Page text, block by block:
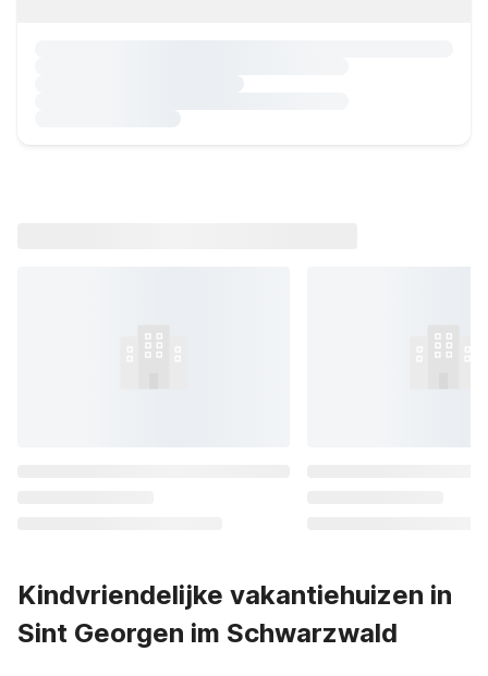
Kindvriendelijke vakantiehuizen in
Sint Georgen im Schwarzwald